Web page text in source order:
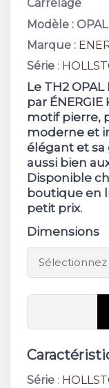
Carrelage
Modèle :
Marque :
Série :
Le TH2
par
motif pierre,
moderne et
élégant et sa
aussi bien
Disponible
boutique en
petit prix.
Dimensions
Série :